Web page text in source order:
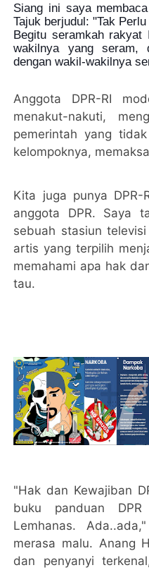
Siang ini saya
Tajuk berjudul: "Tak
Begitu seramkah rakyat
wakilnya yang seram,
dengan wakil-wakilnya
Anggota DPR-RI
menakut-nakuti,
pemerintah yang
kelompoknya,
Kita juga punya
anggota DPR. Saya
sebuah stasiun
artis yang terpilih
memahami apa hak
tau.
"Hak dan Kewajiban
buku panduan
Lemhanas.
merasa malu. Anang
dan penyanyi